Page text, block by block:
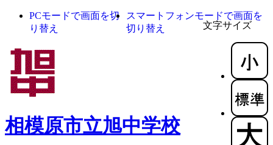
文字サイズ
PCモードで画面を切
り替え
スマートフォンモードで画面を
切り替え
相模原市立旭中学校